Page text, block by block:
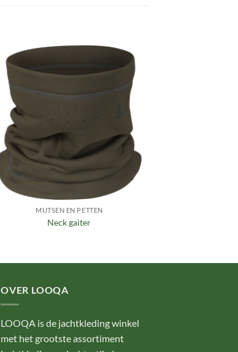
Toevoegen
aan
verlanglijst
MUTSEN EN PETTEN
Neck gaiter
OVER LOOQA
LOOQA is de jachtkleding winkel
met het grootste assortiment